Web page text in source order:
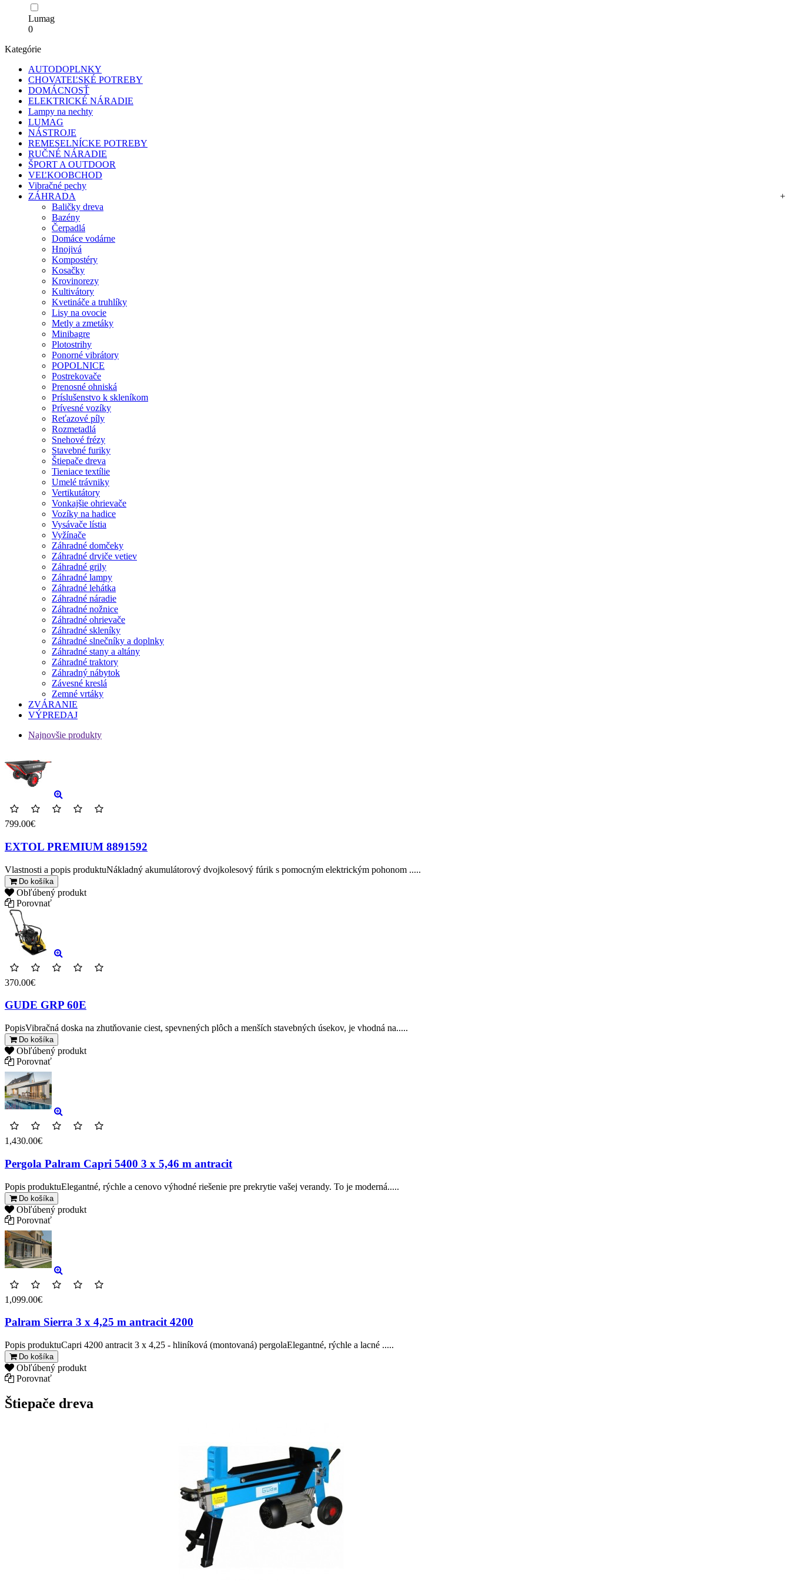
Lumag
0
Kategórie
AUTODOPLNKY
CHOVATEĽSKÉ POTREBY
DOMÁCNOSŤ
ELEKTRICKÉ NÁRADIE
Lampy na nechty
LUMAG
NÁSTROJE
REMESELNÍCKE POTREBY
RUČNÉ NÁRADIE
ŠPORT A OUTDOOR
VEĽKOOBCHOD
Vibračné pechy
ZÁHRADA
+
Baličky dreva
Bazény
Čerpadlá
Domáce vodárne
Hnojivá
Kompostéry
Kosačky
Krovinorezy
Kultivátory
Kvetináče a truhlíky
Lisy na ovocie
Metly a zmetáky
Minibagre
Plotostrihy
Ponorné vibrátory
POPOLNICE
Postrekovače
Prenosné ohniská
Príslušenstvo k skleníkom
Prívesné vozíky
Reťazové píly
Rozmetadlá
Snehové frézy
Stavebné furiky
Štiepače dreva
Tieniace textílie
Umelé trávniky
Vertikutátory
Vonkajšie ohrievače
Vozíky na hadice
Vysávače lístia
Vyžínače
Záhradné domčeky
Záhradné drviče vetiev
Záhradné grily
Záhradné lampy
Záhradné lehátka
Záhradné náradie
Záhradné nožnice
Záhradné ohrievače
Záhradné skleníky
Záhradné slnečníky a doplnky
Záhradné stany a altány
Záhradné traktory
Záhradný nábytok
Závesné kreslá
Zemné vrtáky
ZVÁRANIE
VÝPREDAJ
Najnovšie produkty
799.00€
EXTOL PREMIUM 8891592
Vlastnosti a popis produktuNákladný akumulátorový dvojkolesový fúrik s pomocným elektrickým pohonom .....
Do košíka
Obľúbený produkt
Porovnať
370.00€
GUDE GRP 60E
PopisVibračná doska na zhutňovanie ciest, spevnených plôch a menších stavebných úsekov, je vhodná na.....
Do košíka
Obľúbený produkt
Porovnať
1,430.00€
Pergola Palram Capri 5400 3 x 5,46 m antracit
Popis produktuElegantné, rýchle a cenovo výhodné riešenie pre prekrytie vašej verandy. To je moderná.....
Do košíka
Obľúbený produkt
Porovnať
1,099.00€
Palram Sierra 3 x 4,25 m antracit 4200
Popis produktuCapri 4200 antracit 3 x 4,25 - hliníková (montovaná) pergolaElegantné, rýchle a lacné .....
Do košíka
Obľúbený produkt
Porovnať
Štiepače dreva